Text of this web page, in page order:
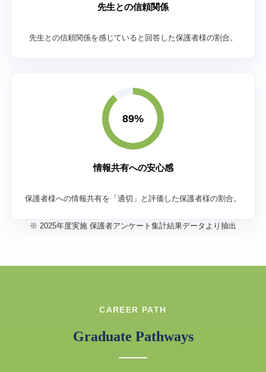
先生との信頼関係
先生との信頼関係を感じていると回答した保護者様の割合。
89%
情報共有への安心感
保護者様への情報共有を「適切」と評価した保護者様の割合。
※ 2025年度実施 保護者アンケート集計結果データより抽出
CAREER PATH
Graduate Pathways